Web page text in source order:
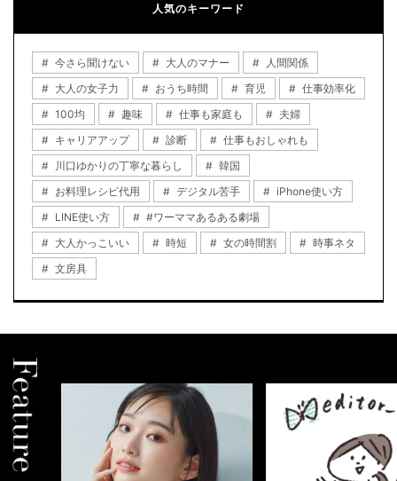
人気のキーワード
今さら聞けない 大人のマナー
人間関係
大人の女子力
おうち時間 育児
仕事効率化
100均
趣味 仕事も家庭も
夫婦
キャリアアップ
診断
仕事もおしゃれも
川口ゆかりの丁寧な暮らし
韓国
お料理レシピ代用
デジタル苦手
iPhone使い方
LINE使い方
#ワーママあるある劇場
大人かっこいい
時短 女の時間割
時事ネタ
文房具